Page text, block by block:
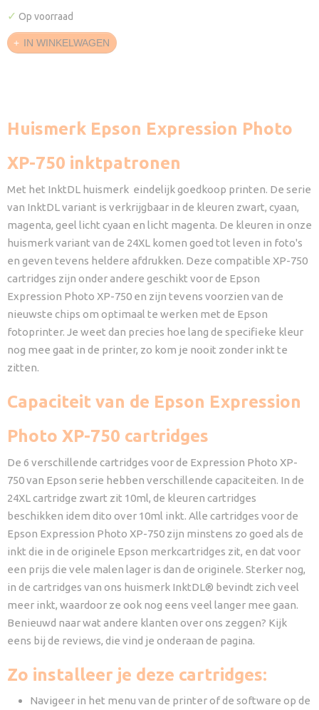
✓ Op voorraad
IN WINKELWAGEN
Huismerk Epson Expression Photo
XP-750 inktpatronen
Met het InktDL huismerk eindelijk goedkoop printen. De serie
van InktDL variant is verkrijgbaar in de kleuren zwart, cyaan,
magenta, geel licht cyaan en licht magenta. De kleuren in onze
huismerk variant van de 24XL komen goed tot leven in foto's
en geven tevens heldere afdrukken. Deze compatible XP-750
cartridges zijn onder andere geschikt voor de Epson
Expression Photo XP-750 en zijn tevens voorzien van de
nieuwste chips om optimaal te werken met de Epson
fotoprinter. Je weet dan precies hoe lang de specifieke kleur
nog mee gaat in de printer, zo kom je nooit zonder inkt te
zitten.
Capaciteit van de Epson Expression
Photo XP-750 cartridges
De 6 verschillende cartridges voor de Expression Photo XP-
750 van Epson serie hebben verschillende capaciteiten. In de
24XL cartridge zwart zit 10ml, de kleuren cartridges
beschikken idem dito over 10ml inkt. Alle cartridges voor de
Epson Expression Photo XP-750 zijn minstens zo goed als de
inkt die in de originele Epson merkcartridges zit, en dat voor
een prijs die vele malen lager is dan de originele. Sterker nog,
in de cartridges van ons huismerk InktDL® bevindt zich veel
meer inkt, waardoor ze ook nog eens veel langer mee gaan.
Benieuwd naar wat andere klanten over ons zeggen? Kijk
eens bij de reviews, die vind je onderaan de pagina.
Zo installeer je deze cartridges:
Navigeer in het menu van de printer of de software op de